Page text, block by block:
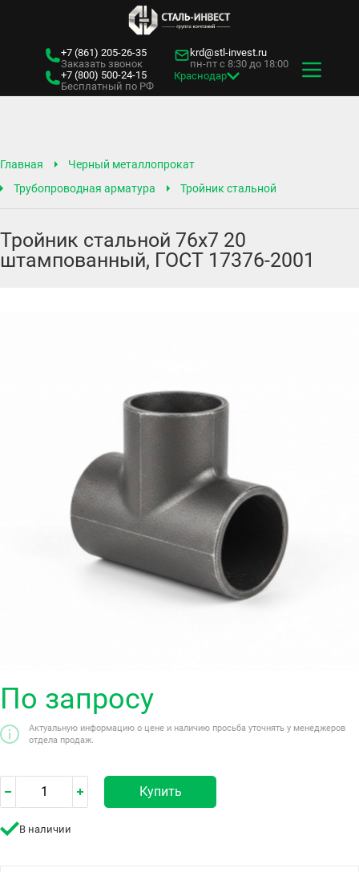
+7 (861) 205-26-35
Заказать звонок
+7 (800) 500-24-15
Бесплатный по РФ
krd@stl-invest.ru
пн-пт с 8:30 до 18:00
Краснодар
Главная
Черный металлопрокат
Трубопроводная арматура
Тройник стальной
Тройник стальной 76х7 20
штампованный, ГОСТ 17376-2001
По запросу
Актуальную информацию о цене и наличию просьба уточнять у менеджеров
отдела продаж.
Купить
В наличии